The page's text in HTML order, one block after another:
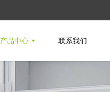
产品中心 联系我们